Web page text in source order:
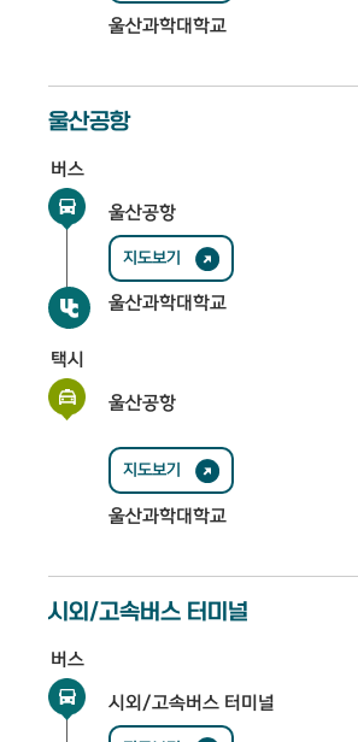
울산과학대학교
울산공항
버스
울산공항
지도보기
울산과학대학교
택시
울산공항
지도보기
울산과학대학교
시외/고속버스 터미널
버스
시외/고속버스 터미널